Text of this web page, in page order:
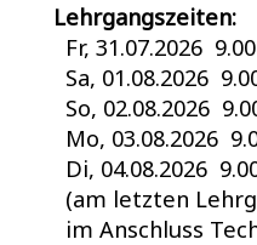
Lehrgangszeiten:
Fr, 31.07.2026
Sa, 01.08.2026
So, 02.08.2026
Mo, 03.08.2026
Di, 04.08.2026
(am letzten
im Anschluss